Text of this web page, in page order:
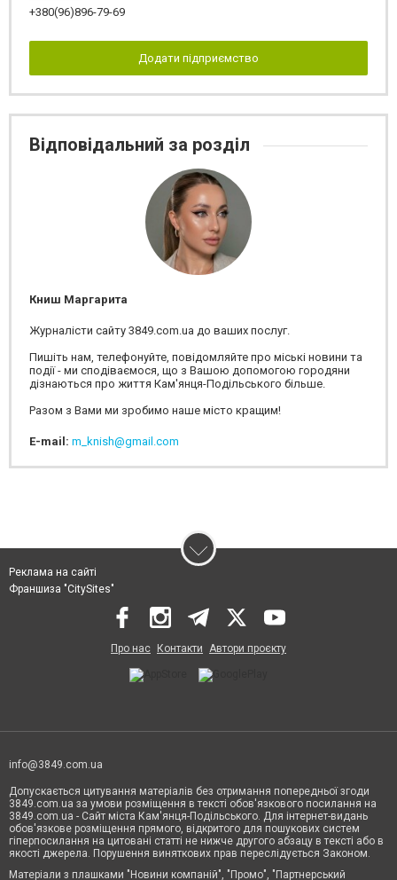
+380(96)896-79-69
Додати підприємство
Відповідальний за розділ
Книш Маргарита
Журналісти сайту 3849.com.ua до ваших послуг.
Пишіть нам, телефонуйте, повідомляйте про міські новини та
події - ми сподіваємося, що з Вашою допомогою городяни
дізнаються про життя Кам'янця-Подільського більше.
Разом з Вами ми зробимо наше місто кращим!
E-mail: m_knish@gmail.com
Реклама на сайті
Франшиза "CitySites"
Про нас Контакти Автори проєкту
info@3849.com.ua
Допускається цитування матеріалів без отримання попередньої згоди
3849.com.ua за умови розміщення в тексті обов'язкового посилання на
3849.com.ua - Сайт міста Кам'янця-Подільського. Для інтернет-видань
обов'язкове розміщення прямого, відкритого для пошукових систем
гіперпосилання на цитовані статті не нижче другого абзацу в тексті або в
якості джерела. Порушення виняткових прав переслідується Законом.
Матеріали з плашками "Новини компаній", "Промо", "Партнерський